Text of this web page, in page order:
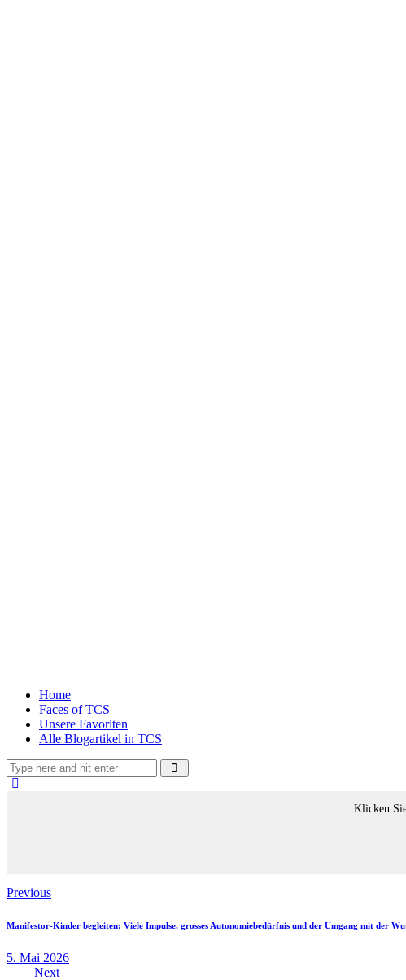
Home
Faces of TCS
Unsere Favoriten
Alle Blogartikel in TCS
Klicken
Beitragsnavigation
Previous
Manifestor-Kinder begleiten: Viele Impulse, grosses Autonomiebedürfnis und der Umgang mit der
5. Mai 2026
Next